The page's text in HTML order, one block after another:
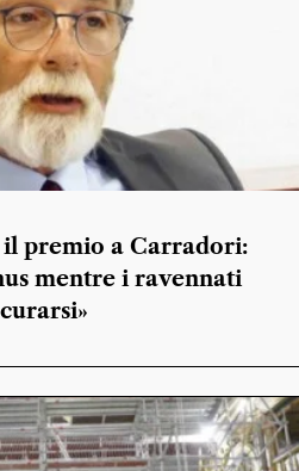
il premio a Carradori:
mentre i ravennati